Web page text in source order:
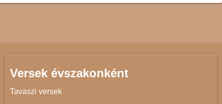
Versek évszakonként
Tavaszi versek